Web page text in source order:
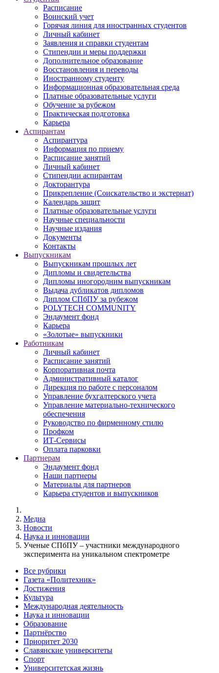
Расписание
Воинский учет
Горячая линия для иностранных студентов
Личный кабинет
Заявления и справки студентам
Стипендии и меры поддержки
Дополнительное образование
Восстановления и переводы
Иностранному студенту
Информационная образовательная среда
Платные образовательные услуги
Обучение за рубежом
Практическая подготовка
Карьера
Аспирантам
Аспирантура
Информация по приему
Расписание занятий
Личный кабинет
Стипендии аспирантам
Докторантура
Прикрепление (Соискательство и экстернат)
Календарь защит
Платные образовательные услуги
Научные специальности
Научные издания
Документы
Контакты
Выпускникам
Выпускникам прошлых лет
Дипломы и свидетельства
Дипломы иногородним выпускникам
Выдача дубликатов дипломов
Диплом СПбПУ за рубежом
POLYTECH COMMUNITY
Эндаумент фонд
Карьера
«Золотые» выпускники
Работникам
Личный кабинет
Расписание занятий
Корпоративная почта
Административный каталог
Дирекция по работе с персоналом
Управление бухгалтерского учета
Управление материально-технического
обеспечения
Руководство по фирменному стилю
Профком
ИТ-Сервисы
Оплата парковки
Партнерам
Эндаумент фонд
Наши партнеры
Материалы для партнеров
Карьера студентов и выпускников
Медиа
Новости
Наука и инновации
Ученые СПбПУ – участники международного
эксперимента на уникальном спектрометре
Все рубрики
Газета «Политехник»
Достижения
Культура
Международная деятельность
Наука и инновации
Образование
Партнёрство
Приоритет 2030
Славянские университеты
Спорт
Университетская жизнь